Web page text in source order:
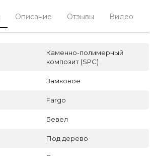
Описание Отзывы Видео
Каменно-полимерный
композит (SPC)
Замковое
Fargo
Бевел
Под дерево